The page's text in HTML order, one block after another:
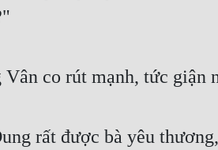
Vân co rút mạnh, tức
rất được bà yêu